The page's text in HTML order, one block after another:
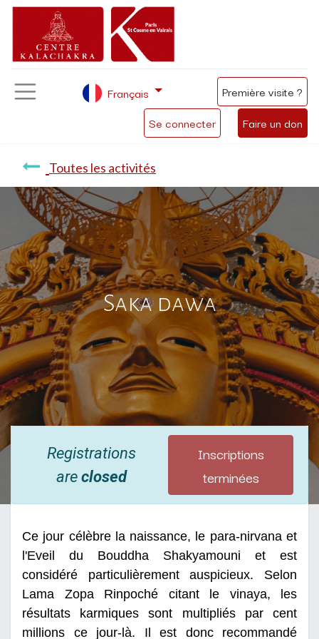
Se connecter Faire un don
Français Première visite ?
Toutes les activités
Saka dawa
Registrations
areclosed
Inscriptions
terminées
Ce jour célèbre la naissance, le para-nirvana et
l'Eveil du Bouddha Shakyamouni et est
considéré particulièrement auspicieux. Selon
Lama Zopa Rinpoché citant le vinaya, les
résultats karmiques sont multipliés par cent
millions ce jour-là. Il est donc recommandé